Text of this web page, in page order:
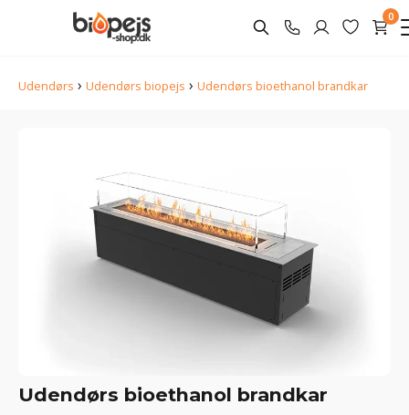
0
Udendørs › Udendørs biopejs › Udendørs bioethanol brandkar
Udendørs bioethanol brandkar